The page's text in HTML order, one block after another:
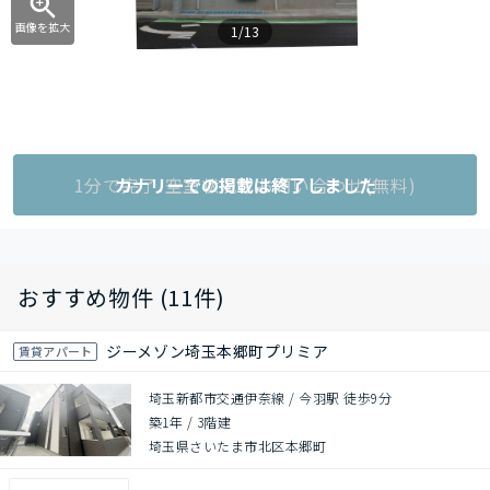
画像を拡大 1/13
1分で完了!空室状況をお問い合わせ(無料)
カナリーでの掲載は終了しました
おすすめ物件 (11件)
賃貸アパート ジーメゾン埼玉本郷町プリミア
埼玉新都市交通伊奈線 / 今羽駅 徒歩9分
築1年 / 3階建
埼玉県さいたま市北区本郷町